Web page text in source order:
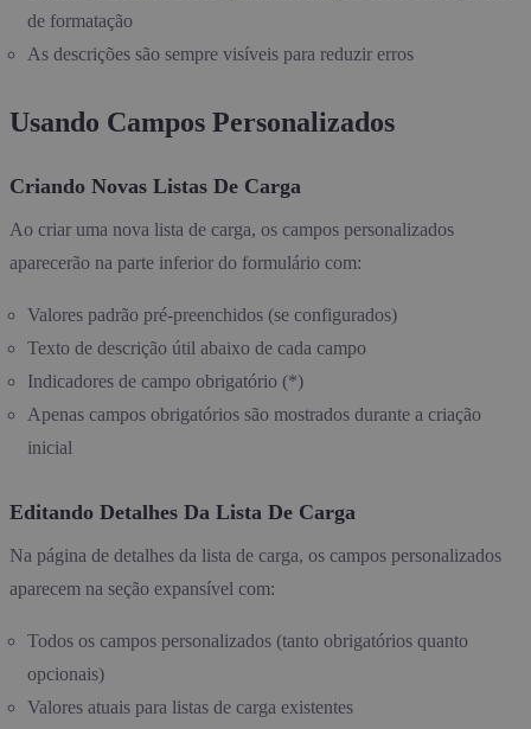
de formatação
As descrições são sempre visíveis para reduzir erros
Usando Campos Personalizados
Criando Novas Listas De Carga
Ao criar uma nova lista de carga, os campos personalizados
aparecerão na parte inferior do formulário com:
Valores padrão pré-preenchidos (se configurados)
Texto de descrição útil abaixo de cada campo
Indicadores de campo obrigatório (*)
Apenas campos obrigatórios são mostrados durante a criação
inicial
Editando Detalhes Da Lista De Carga
Na página de detalhes da lista de carga, os campos personalizados
aparecem na seção expansível com:
Todos os campos personalizados (tanto obrigatórios quanto
opcionais)
Valores atuais para listas de carga existentes